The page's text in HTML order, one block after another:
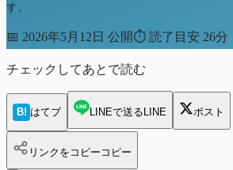
す。
📅 2026年5月12日 公開⏱ 読了目安 26分
チェックしてあとで読む
B! はてブ LINEで送る LINE ポスト
リンクをコピー コピー